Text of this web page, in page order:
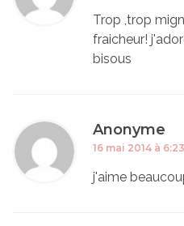
Trop ,trop
fraicheur!
bisous
Anonyme
16 mai 2014 à
j'aime